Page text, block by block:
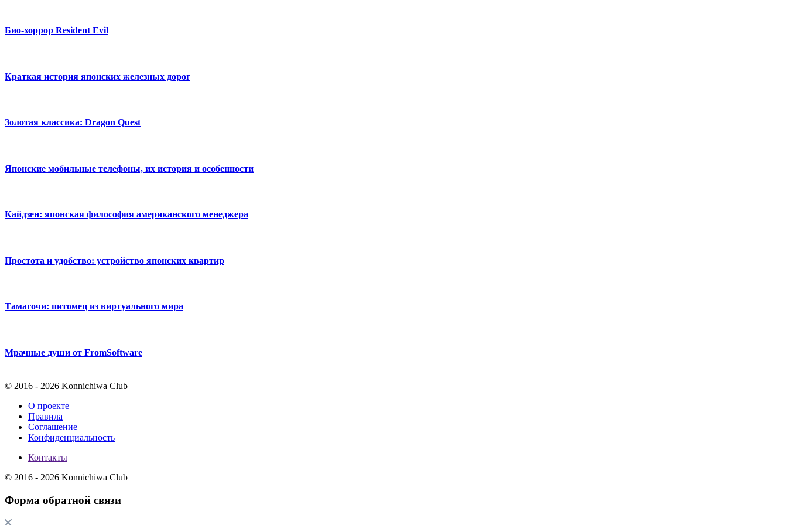
Био-хоррор Resident Evil
Краткая история японских железных дорог
Золотая классика: Dragon Quest
Японские мобильные телефоны, их история и особенности
Кайдзен: японская философия американского менеджера
Простота и удобство: устройство японских квартир
Тамагочи: питомец из виртуального мира
Мрачные души от FromSoftware
© 2016 - 2026 Konnichiwa Club
О проекте
Правила
Соглашение
Конфиденциальность
Контакты
© 2016 - 2026 Konnichiwa Club
Форма обратной связи